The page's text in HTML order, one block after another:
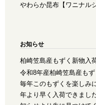
やわらか昆布【ワニナル
お知らせ
柏崎笠島産もずく新物入
令和8年産柏崎笠島産も
毎年このもずくを楽しみ
年より早く入荷できまし